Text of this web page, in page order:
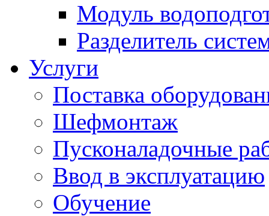
Модуль
Разделитель
Услуги
Поставка
Шефмонтаж
Пусконаладочные
Ввод в эксплуатацию
Обучение